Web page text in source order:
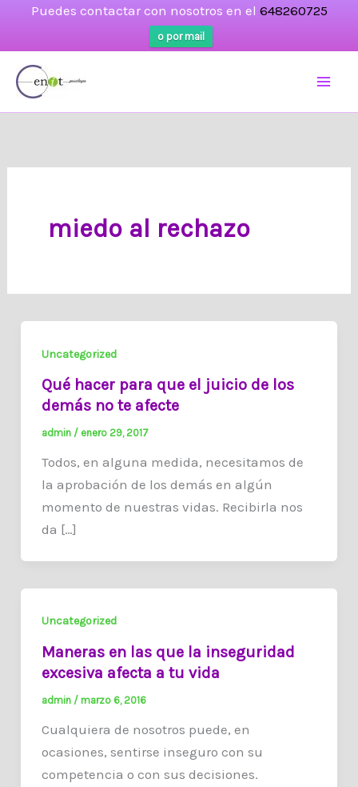
Puedes contactar con nosotros en el 648260725
o por mail
miedo al rechazo
Uncategorized
Qué hacer para que el juicio de los
demás no te afecte
admin / enero 29, 2017
Todos, en alguna medida, necesitamos de
la aprobación de los demás en algún
momento de nuestras vidas. Recibirla nos
da […]
Uncategorized
Maneras en las que la inseguridad
excesiva afecta a tu vida
admin / marzo 6, 2016
Cualquiera de nosotros puede, en
ocasiones, sentirse inseguro con su
competencia o con sus decisiones.